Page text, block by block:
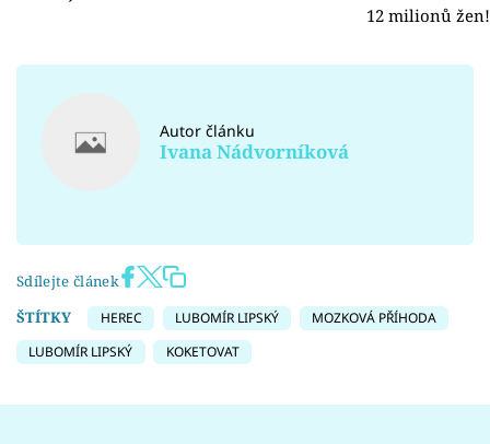
12 milionů
Autor článku
Ivana Nádvorníková
Sdílejte článek
ŠTÍTKY
HEREC LUBOMÍR LIPSKÝ
MOZKOVÁ PŘÍHODA
LUBOMÍR LIPSKÝ
KOKETOVAT